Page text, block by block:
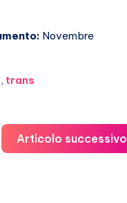
Novembre
, trans
Articolo successivo